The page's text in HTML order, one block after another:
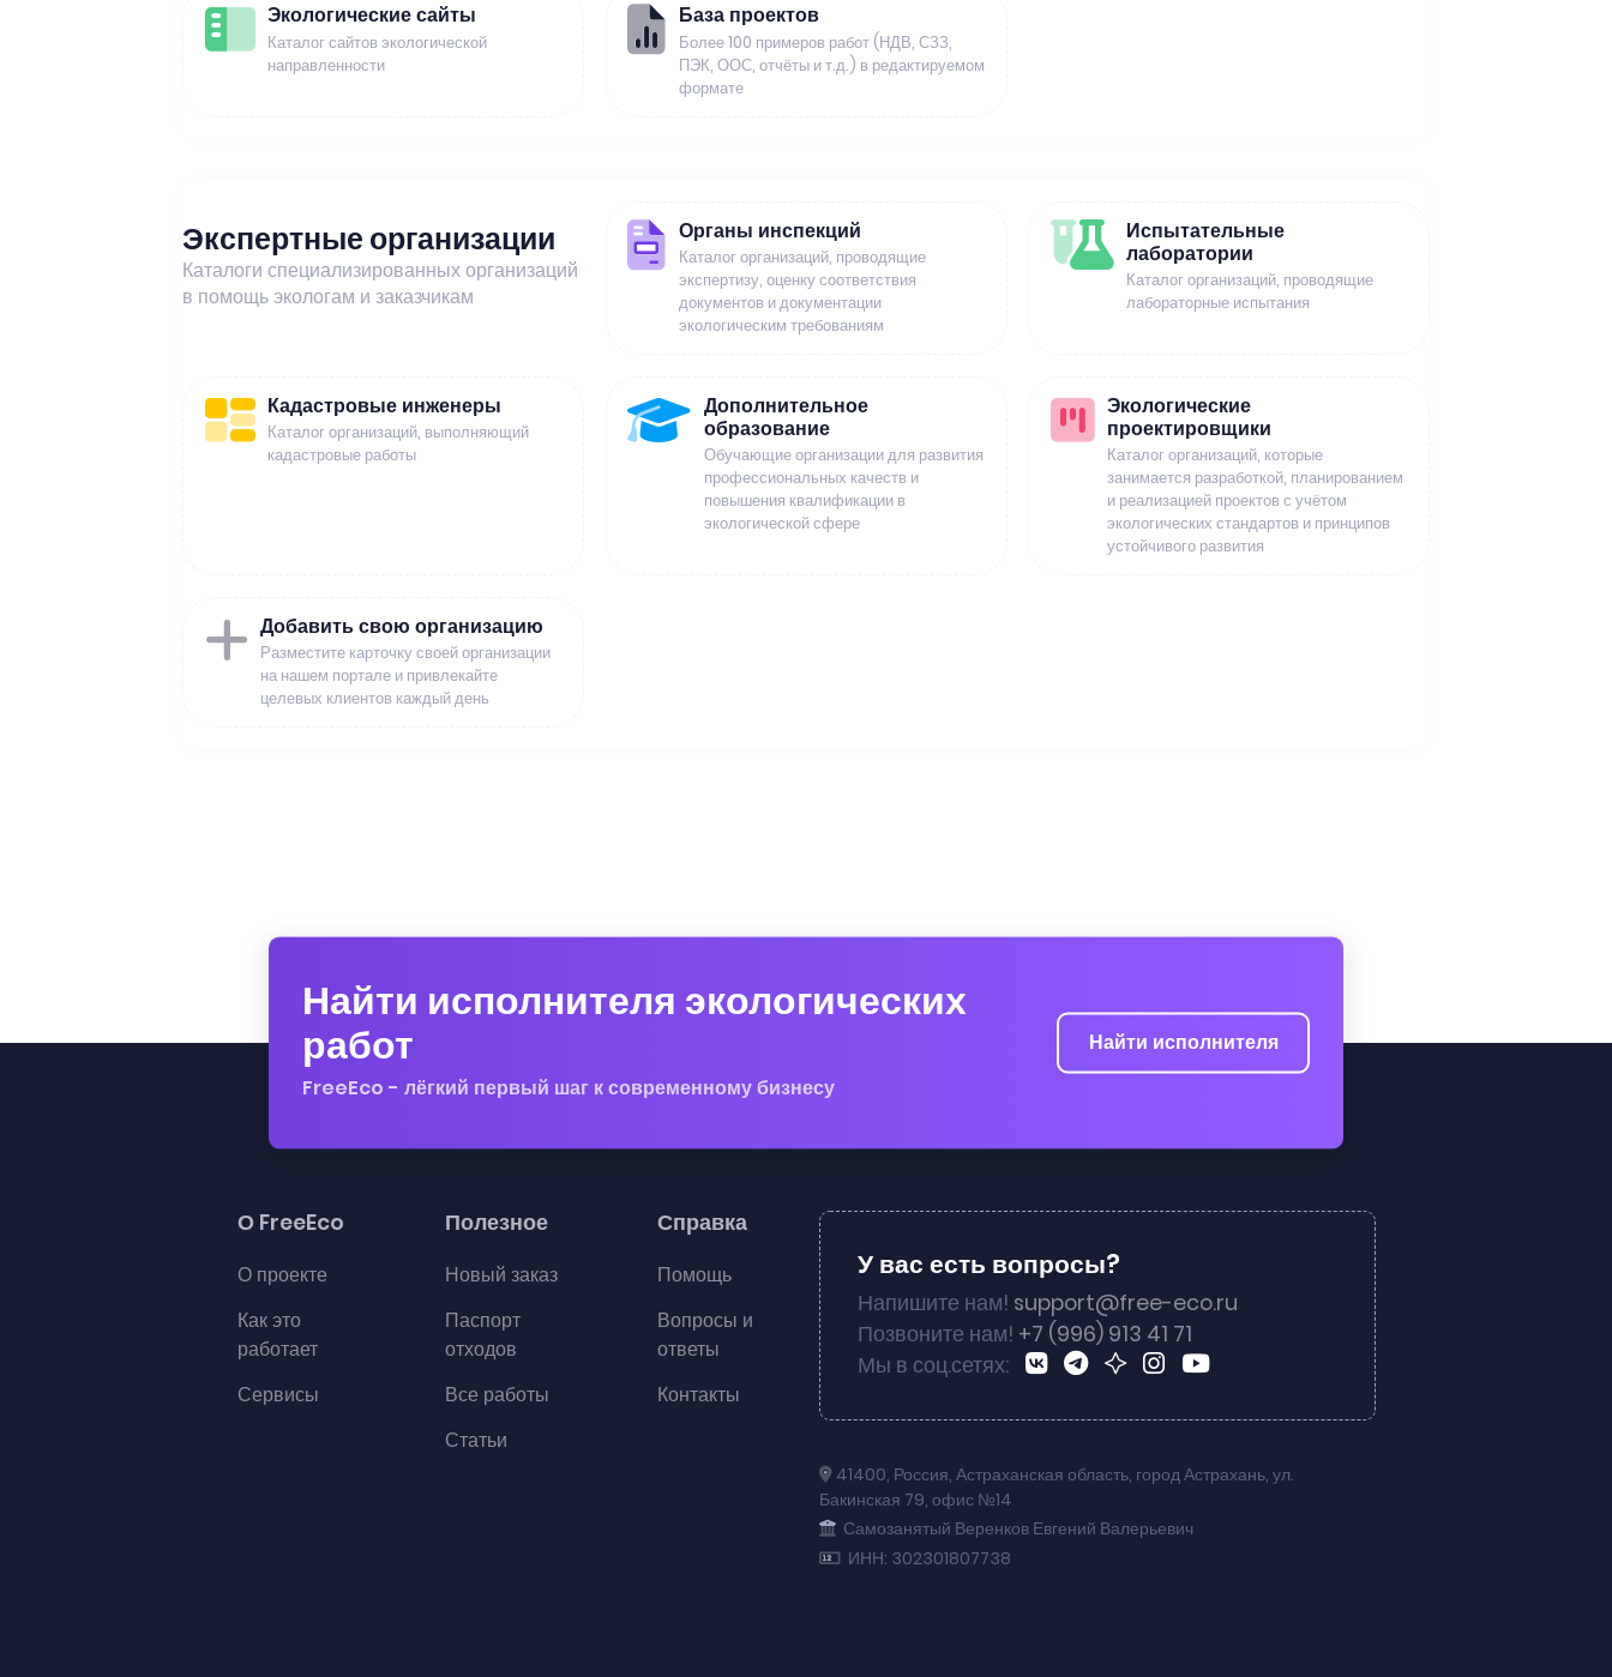
Экологические сайты
Каталог сайтов экологической
направленности
База проектов
Более 100 примеров работ (НДВ, СЗЗ,
ПЭК, ООС, отчёты и т.д.) в редактируемом
формате
Экспертные организации
Каталоги специализированных организаций
в помощь экологам и заказчикам
Органы инспекций
Каталог организаций, проводящие
экспертизу, оценку соответствия
документов и документации
экологическим требованиям
Испытательные
лаборатории
Каталог организаций, проводящие
лабораторные испытания
Кадастровые инженеры
Каталог организаций, выполняющий
кадастровые работы
Дополнительное
образование
Обучающие организации для развития
профессиональных качеств и
повышения квалификации в
экологической сфере
Экологические
проектировщики
Каталог организаций, которые
занимается разработкой, планированием
и реализацией проектов с учётом
экологических стандартов и принципов
устойчивого развития
Добавить свою организацию
Разместите карточку своей организации
на нашем портале и привлекайте
целевых клиентов каждый день
Найти исполнителя экологических
работ
FreeEco - лёгкий первый шаг к современному бизнесу
Найти исполнителя
О FreeEco
О проекте
Как это
работает
Сервисы
Полезное
Новый заказ
Паспорт
отходов
Все работы
Статьи
Справка
Помощь
Вопросы и
ответы
Контакты
У вас есть вопросы?
Напишите нам! support@free-eco.ru
Позвоните нам! +7 (996) 913 41 71
Мы в соц.сетях:
41400, Россия, Астраханская область, город Астрахань, ул.
Бакинская 79, офис №14
Самозанятый Веренков Евгений Валерьевич
ИНН: 302301807738